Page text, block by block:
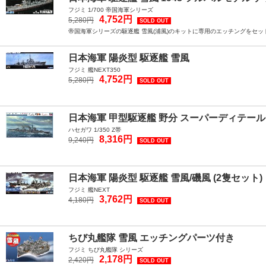
フジミ 1/700 帝国海軍シリーズ
5,280円 4,752円 SOLD OUT
帝国海軍シリーズの駆逐艦 雪風(浦風)のキットに専用のエッチングをセッ
日本海軍 陽炎型 駆逐艦 雪風
フジミ 艦NEXT350
5,280円 4,752円 SOLD OUT
日本海軍 甲型駆逐艦 野分 スーパーディテール
ハセガワ 1/350 Z帯
9,240円 8,316円 SOLD OUT
日本海軍 陽炎型 駆逐艦 雪風/磯風 (2隻セット)
フジミ 艦NEXT
4,180円 3,762円 SOLD OUT
ちび丸艦隊 雪風 エッチングパーツ付き
フジミ ちび丸艦隊 シリーズ
2,420円 2,178円 SOLD OUT